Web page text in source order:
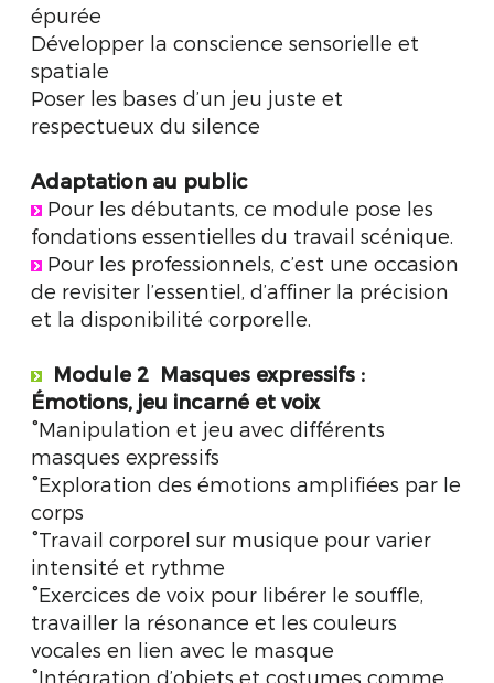
épurée
Développer la conscience sensorielle et
spatiale
Poser les bases d’un jeu juste et
respectueux du silence
Adaptation au public
Pour les débutants, ce module pose les
fondations essentielles du travail scénique.
Pour les professionnels, c’est une occasion
de revisiter l’essentiel, d’affiner la précision
et la disponibilité corporelle.
Module 2 Masques expressifs :
Émotions, jeu incarné et voix
°Manipulation et jeu avec différents
masques expressifs
°Exploration des émotions amplifiées par le
corps
°Travail corporel sur musique pour varier
intensité et rythme
°Exercices de voix pour libérer le souffle,
travailler la résonance et les couleurs
vocales en lien avec le masque
°Intégration d’objets et costumes comme